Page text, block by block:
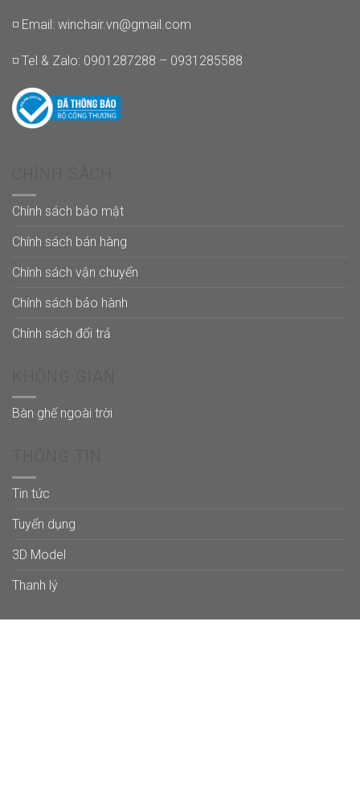
◽ Email: winchair.vn@gmail.com
◽ Tel & Zalo: 0901287288 – 0931285588
Chính sách bảo mật
Chính sách bán hàng
Chính sách vận chuyển
Chính sách bảo hành
Chính sách đổi trả
Bàn ghế ngoài trời
Tin tức
Tuyển dụng
3D Model
Thanh lý